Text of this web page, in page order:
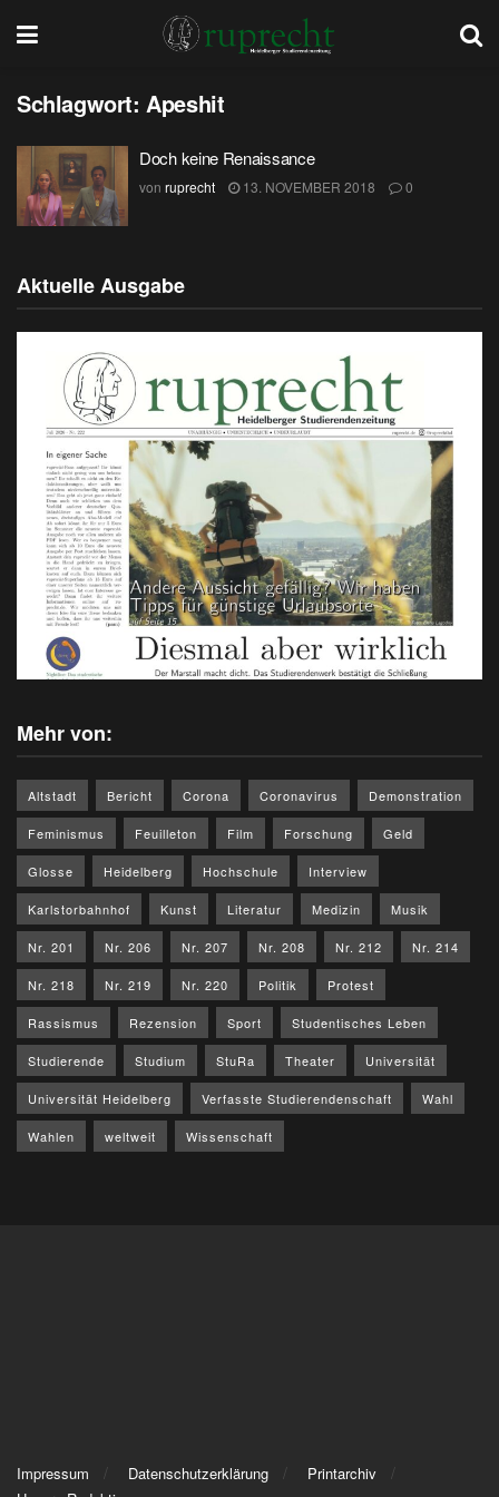
Schlagwort:Apeshit
Doch keine Renaissance
von ruprecht 13. NOVEMBER 2018 0
Aktuelle Ausgabe
Mehr von:
Altstadt Bericht Corona Coronavirus Demonstration
Feminismus Feuilleton Film Forschung Geld
Glosse Heidelberg Hochschule Interview
Karlstorbahnhof Kunst Literatur Medizin Musik
Nr. 201 Nr. 206 Nr. 207 Nr. 208 Nr. 212 Nr. 214
Nr. 218 Nr. 219 Nr. 220 Politik Protest
Rassismus Rezension Sport Studentisches Leben
Studierende Studium StuRa Theater Universität
Universität Heidelberg Verfasste Studierendenschaft Wahl
Wahlen weltweit Wissenschaft
Impressum Datenschutzerklärung
Printarchiv